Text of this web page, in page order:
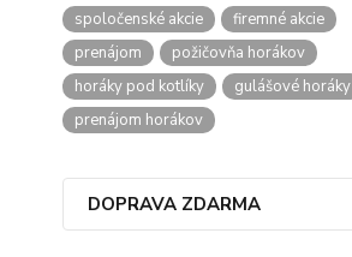
spoločenské akcie
firemné akcie
prenájom
požičovňa horákov
horáky pod kotlíky
gulášové horáky
prenájom horákov
DOPRAVA ZDARMA